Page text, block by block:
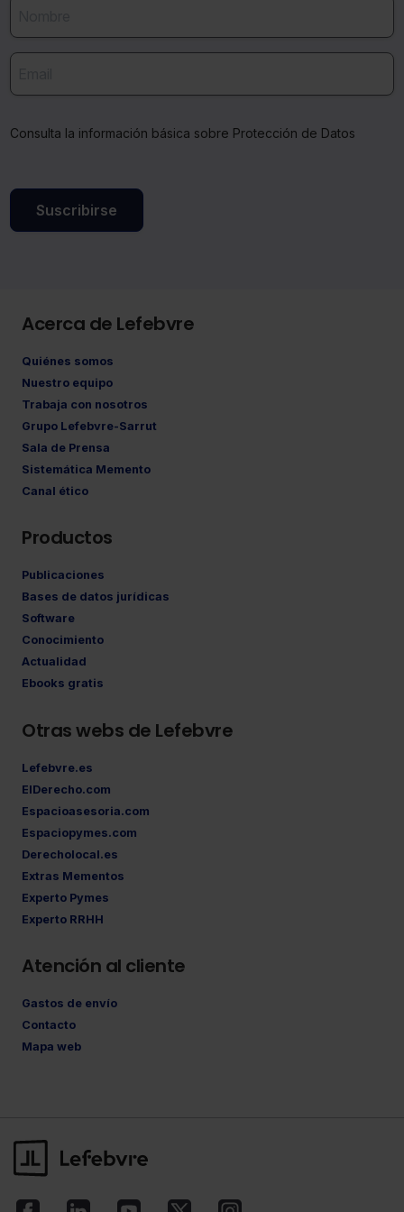
indispensables para la navegación.
Consulta la información básica sobre Protección de Datos
Suscribirse
Acerca de Lefebvre
Quiénes somos
Nuestro equipo
Trabaja con nosotros
Grupo Lefebvre-Sarrut
Sala de Prensa
Sistemática Memento
Canal ético
Productos
Publicaciones
Bases de datos jurídicas
Software
Conocimiento
Actualidad
Ebooks gratis
Otras webs de Lefebvre
Lefebvre.es
ElDerecho.com
Espacioasesoria.com
Espaciopymes.com
Derecholocal.es
Extras Mementos
Experto Pymes
Experto RRHH
Atención al cliente
Gastos de envío
Contacto
Mapa web